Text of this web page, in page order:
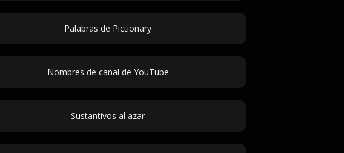
Palabras de Pictionary
Nombres de canal de YouTube
Sustantivos al azar